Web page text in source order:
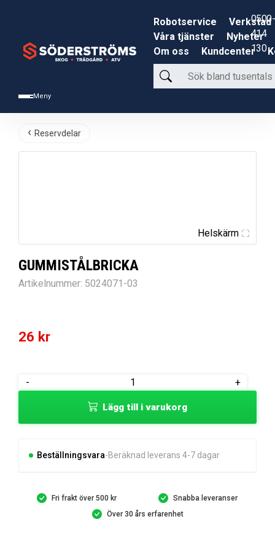
Meny
Robotservice
Verkstad
Våra tjänster
Nyheter
Om oss
Kundcenter
Sök
bland
produkter
0500-
414
130
Reservdelar
Helskärm
GUMMISTÅLBRICKA
Artikelnummer: 5024071-03
26 kr
-
GUMMISTÅLBRICKA
+
Lägg till i varukorg
Beställningsvara Beräknad leverans 4-7 dagar
Fri frakt över 500 kr
Snabba leveranser
Över 30 års erfarenhet